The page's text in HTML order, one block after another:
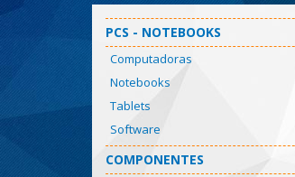
PCS - NOTEBOOKS
Computadoras
Notebooks
Tablets
Software
COMPONENTES